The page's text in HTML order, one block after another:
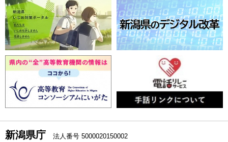
新潟県庁 法人番号 5000020150002